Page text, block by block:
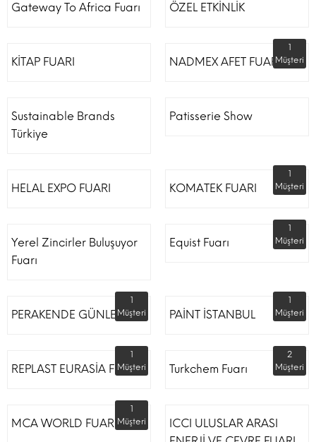
Gateway To Africa Fuarı ÖZEL ETKİNLİK
KİTAP FUARI NADMEX AFET FUARI
1
Müşteri
Sustainable Brands
Türkiye
Patisserie Show
HELAL EXPO FUARI KOMATEK FUARI
1
Müşteri
Yerel Zincirler Buluşuyor
Fuarı
Equist Fuarı
1
Müşteri
PERAKENDE GÜNLERİ
1
Müşteri
PAİNT İSTANBUL
1
Müşteri
REPLAST EURASİA FUARI
1
Müşteri
Turkchem Fuarı
2
Müşteri
MCA WORLD FUARI
1
Müşteri
ICCI ULUSLAR ARASI